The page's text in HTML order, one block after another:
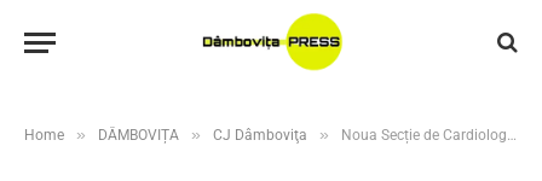
Home » DÂMBOVIȚA » CJ Dâmboviţa » Noua Secție de Cardiologie a Spitalului Județean Dâmbovița, modernizată de CJ Dâmbovița, a găzduit o sesiune specializată pe tehnologia OCT